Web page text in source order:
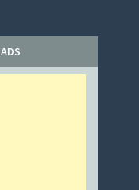
ADS